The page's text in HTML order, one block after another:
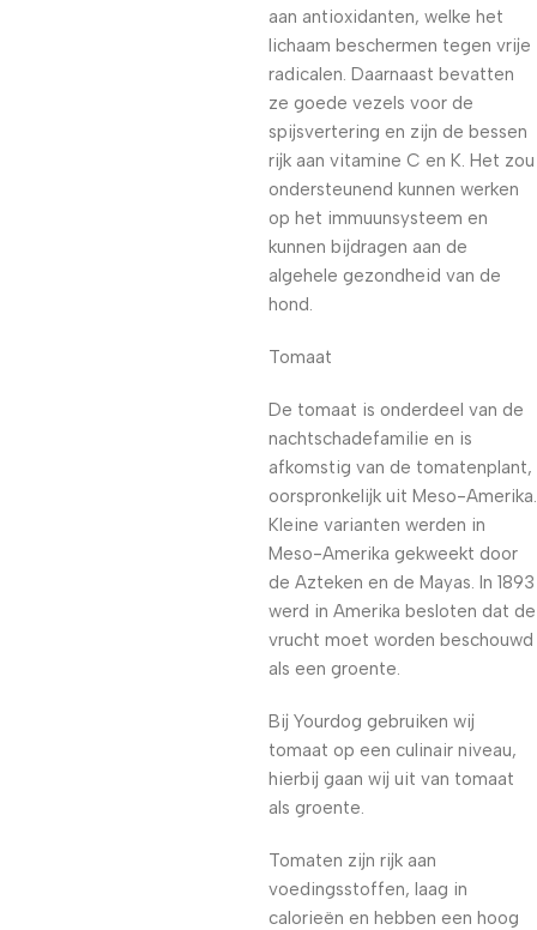
aan antioxidanten, welke het
lichaam beschermen tegen vrije
radicalen. Daarnaast bevatten
ze goede vezels voor de
spijsvertering en zijn de bessen
rijk aan vitamine C en K. Het zou
ondersteunend kunnen werken
op het immuunsysteem en
kunnen bijdragen aan de
algehele gezondheid van de
hond.
Tomaat
De tomaat is onderdeel van de
nachtschadefamilie en is
afkomstig van de tomatenplant,
oorspronkelijk uit Meso-Amerika.
Kleine varianten werden in
Meso-Amerika gekweekt door
de Azteken en de Mayas. In 1893
werd in Amerika besloten dat de
vrucht moet worden beschouwd
als een groente.
Bij Yourdog gebruiken wij
tomaat op een culinair niveau,
hierbij gaan wij uit van tomaat
als groente.
Tomaten zijn rijk aan
voedingsstoffen, laag in
calorieën en hebben een hoog